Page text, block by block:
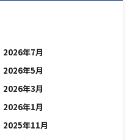
2026年7月
2026年5月
2026年3月
2026年1月
2025年11月